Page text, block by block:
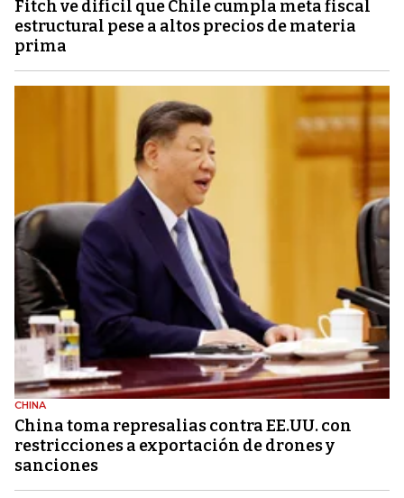
Fitch ve difícil que Chile cumpla meta fiscal
estructural pese a altos precios de materia
prima
CHINA
China toma represalias contra EE.UU. con
restricciones a exportación de drones y
sanciones